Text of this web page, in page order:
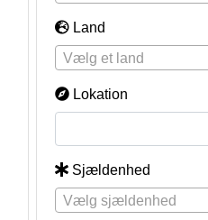
Land
Vælg et land
Lokation
Sjældenhed
Vælg sjældenhed